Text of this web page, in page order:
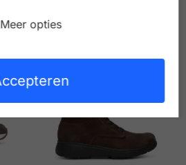
MEPHISTO MOBILS kristof
BLACK H
NIEUW
Meer opties